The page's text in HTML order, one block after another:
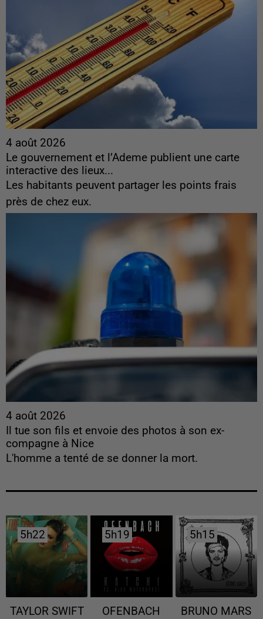
4 août 2026
Le gouvernement et l’Ademe publient une carte
interactive des lieux...
Les habitants peuvent partager les points frais
près de chez eux.
4 août 2026
Il tue son fils et envoie des photos à son ex-
compagne à Nice
L'homme a tenté de se donner la mort.
5h22
5h22
TAYLOR SWIFT
5h19
5h19
OFENBACH
5h15
5h15
BRUNO MARS